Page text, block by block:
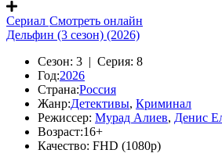
Сериал Смотреть онлайн
Дельфин (3 сезон) (2026)
Сезон: 3 | Серия: 8
Год:2026
Страна:Россия
Жанр:Детективы, Криминал
Режиссер: Мурад Алиев, Денис
Возраст:16+
Качество: FHD (1080p)